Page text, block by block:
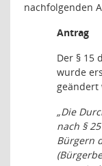
nachfolgenden
Antrag
Der § 15
wurde
geändert
„Die
nach §
Bürgern